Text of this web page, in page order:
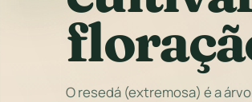
O resedá (extremosa) é a